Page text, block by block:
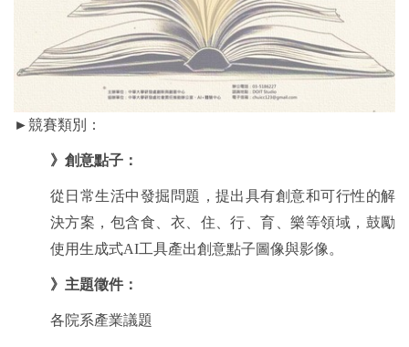
►競賽類別：
》創意點子：
從日常生活中發掘問題，提出具有創意和可行性的解
決方案，包含食、衣、住、行、育、樂等領域，鼓勵
使用生成式AI工具產出創意點子圖像與影像。
》主題徵件：
各院系產業議題